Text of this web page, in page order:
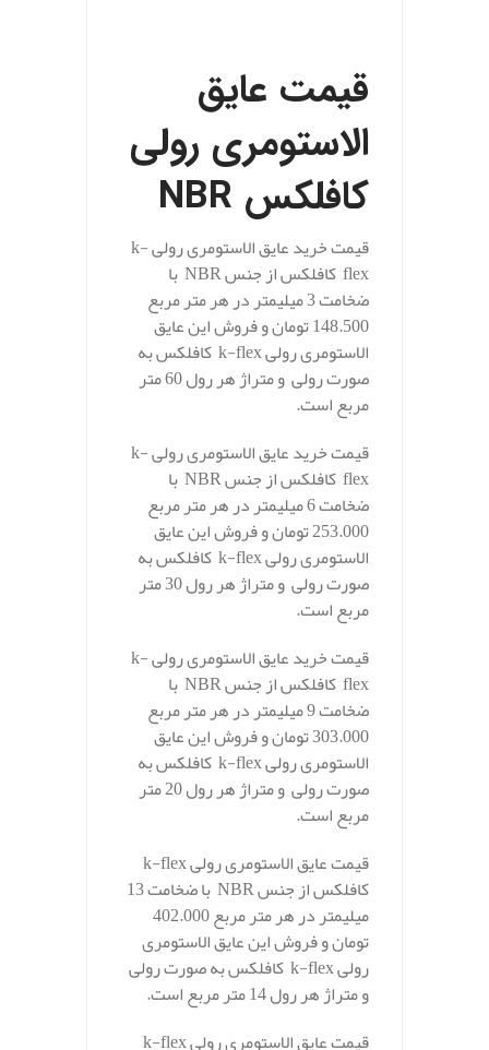
قیمت عایق
الاستومری رولی
کافلکس NBR
قیمت خرید عایق الاستومری رولی k-
flex کافلکس از جنس NBR با
ضخامت 3 میلیمتر در هر متر مربع
148.500 تومان و فروش این عایق
الاستومری رولی k-flex کافلکس به
صورت رولی و متراژ هر رول 60 متر
مربع است.
قیمت خرید عایق الاستومری رولی k-
flex کافلکس از جنس NBR با
ضخامت 6 میلیمتر در هر متر مربع
253.000 تومان و فروش این عایق
الاستومری رولی k-flex کافلکس به
صورت رولی و متراژ هر رول 30 متر
مربع است.
قیمت خرید عایق الاستومری رولی k-
flex کافلکس از جنس NBR با
ضخامت 9 میلیمتر در هر متر مربع
303.000 تومان و فروش این عایق
الاستومری رولی k-flex کافلکس به
صورت رولی و متراژ هر رول 20 متر
مربع است.
کافلکس از جنس NBR با ضخامت 13
میلیمتر در هر متر مربع 402.000
تومان و فروش این عایق الاستومری
رولی k-flex کافلکس به صورت رولی
و متراژ هر رول 14 متر مربع است.